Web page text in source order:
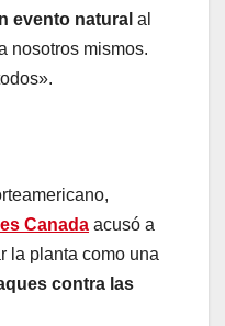
evento natural al
nosotros mismos.
Canada acusó a
la planta como una
contra las